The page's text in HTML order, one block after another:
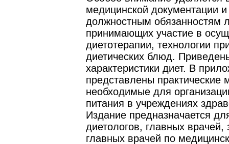
медицинской документации
должностным обязанностям
принимающих участие в
диетотерапии, технологии
диетических блюд.
характеристики диет. В
представлены практические
необходимые для
питания в учреждениях
Издание предназначается
диетологов, главных врачей,
главных врачей по